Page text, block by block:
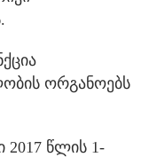
ორგანოებს
2017 წლის 1-